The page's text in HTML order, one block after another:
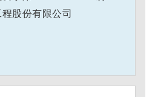
股份有限公司